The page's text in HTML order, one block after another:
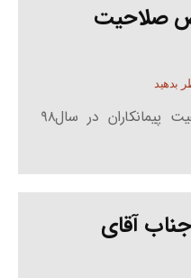
صلاحیت
بدهید
شاخص های تشخیص صلاحیت پیمانکاران در سال۹۸
آقای